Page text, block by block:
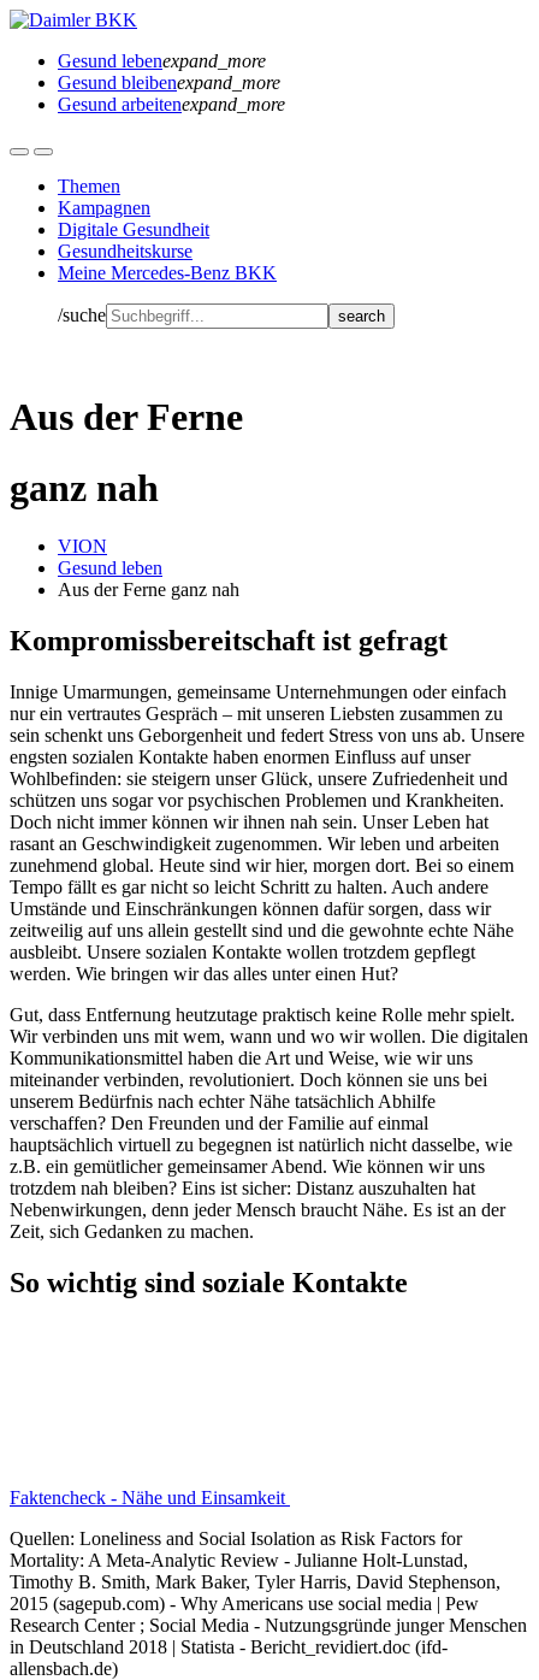
Gesund lebenexpand_more
Gesund bleibenexpand_more
Gesund arbeitenexpand_more
Themen
Kampagnen
Digitale Gesundheit
Gesundheitskurse
Meine Mercedes-Benz BKK
/suche
Aus der Ferne
ganz nah
VION
Gesund leben
Aus der Ferne ganz nah
Kompromissbereitschaft ist gefragt
Innige Umarmungen, gemeinsame Unternehmungen oder einfach
nur ein vertrautes Gespräch – mit unseren Liebsten zusammen zu
sein schenkt uns Geborgenheit und federt Stress von uns ab. Unsere
engsten sozialen Kontakte haben enormen Einfluss auf unser
Wohlbefinden: sie steigern unser Glück, unsere Zufriedenheit und
schützen uns sogar vor psychischen Problemen und Krankheiten.
Doch nicht immer können wir ihnen nah sein. Unser Leben hat
rasant an Geschwindigkeit zugenommen. Wir leben und arbeiten
zunehmend global. Heute sind wir hier, morgen dort. Bei so einem
Tempo fällt es gar nicht so leicht Schritt zu halten. Auch andere
Umstände und Einschränkungen können dafür sorgen, dass wir
zeitweilig auf uns allein gestellt sind und die gewohnte echte Nähe
ausbleibt. Unsere sozialen Kontakte wollen trotzdem gepflegt
werden. Wie bringen wir das alles unter einen Hut?
Gut, dass Entfernung heutzutage praktisch keine Rolle mehr spielt.
Wir verbinden uns mit wem, wann und wo wir wollen. Die digitalen
Kommunikationsmittel haben die Art und Weise, wie wir uns
miteinander verbinden, revolutioniert. Doch können sie uns bei
unserem Bedürfnis nach echter Nähe tatsächlich Abhilfe
verschaffen? Den Freunden und der Familie auf einmal
hauptsächlich virtuell zu begegnen ist natürlich nicht dasselbe, wie
z.B. ein gemütlicher gemeinsamer Abend. Wie können wir uns
trotzdem nah bleiben? Eins ist sicher: Distanz auszuhalten hat
Nebenwirkungen, denn jeder Mensch braucht Nähe. Es ist an der
Zeit, sich Gedanken zu machen.
So wichtig sind soziale Kontakte
Faktencheck - Nähe und Einsamkeit
Quellen: Loneliness and Social Isolation as Risk Factors for
Mortality: A Meta-Analytic Review - Julianne Holt-Lunstad,
Timothy B. Smith, Mark Baker, Tyler Harris, David Stephenson,
2015 (sagepub.com) - Why Americans use social media | Pew
Research Center ; Social Media - Nutzungsgründe junger Menschen
in Deutschland 2018 | Statista - Bericht_revidiert.doc (ifd-
allensbach.de)